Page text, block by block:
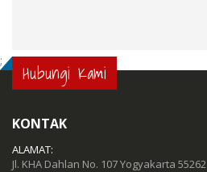
; Hubungi Kami
KONTAK
ALAMAT:
Jl. KHA Dahlan No. 107 Yogyakarta 55262